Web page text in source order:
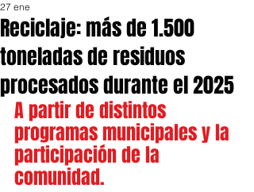
Reciclaje: más de 1.500
toneladas de residuos
procesados durante el 2025
27 ene
A partir de distintos
programas municipales y la
participación de la
comunidad.